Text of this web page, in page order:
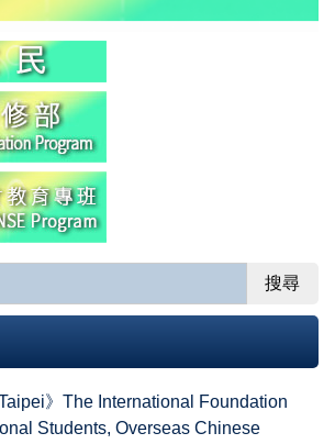
搜尋
》The International Foundation
Students, Overseas Chinese